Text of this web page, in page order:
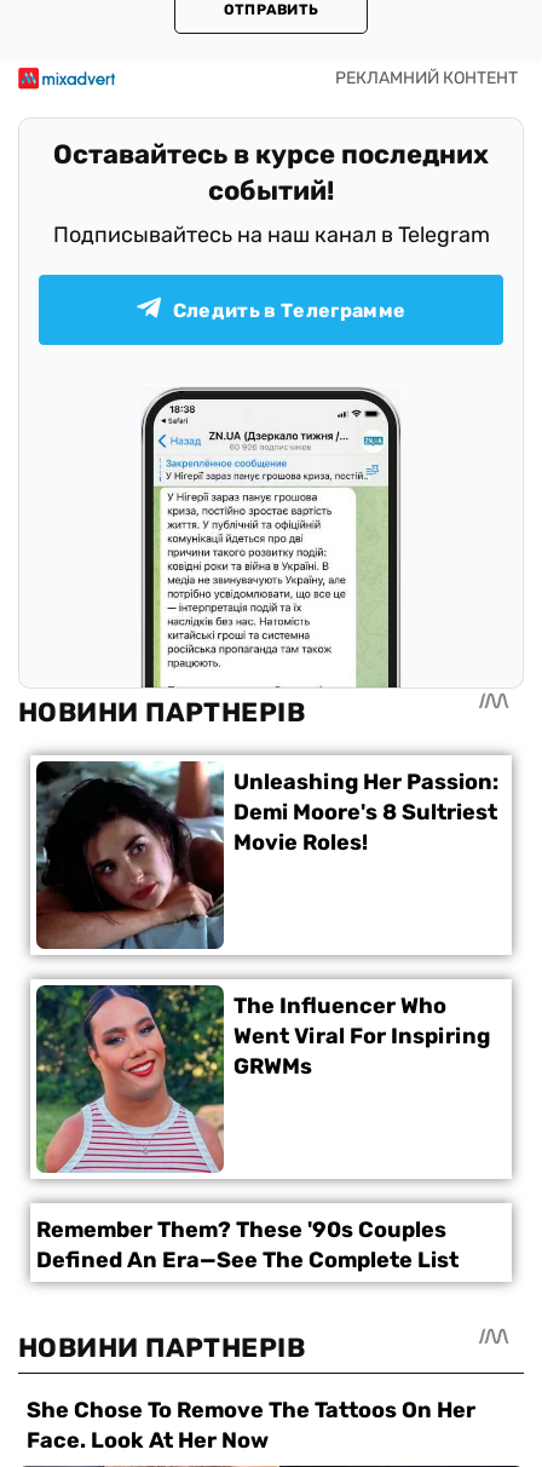
ОТПРАВИТЬ
Оставайтесь в курсе последних
событий!
Подписывайтесь на наш канал в Telegram
Следить в Телеграмме